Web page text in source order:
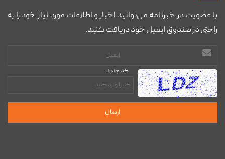
با عضویت در خبرنامه می‌توانید اخبار و اطلاعات مورد نیاز خود را به
راحتی در صندوق ایمیل خود دریافت کنید.
آدرس
کد جدید